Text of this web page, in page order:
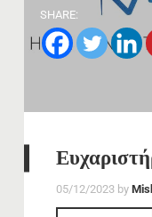
SHARE:
05/12/2023 by